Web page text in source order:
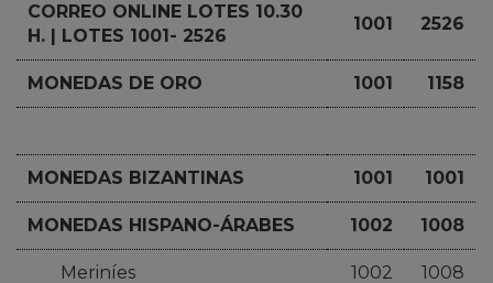
CORREO ONLINE LOTES 10.30
H. | LOTES 1001- 2526
1001 2526
MONEDAS DE ORO 1001 1158
MONEDAS BIZANTINAS 1001 1001
MONEDAS HISPANO-ÁRABES 1002 1008
Meriníes 1002 1008